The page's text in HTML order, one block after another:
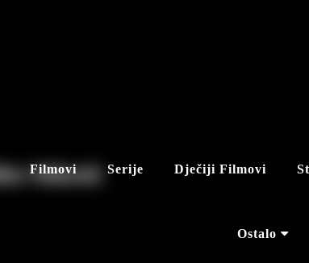
Filmovi Serije Dječiji Filmovi
Ostalo
Vidović